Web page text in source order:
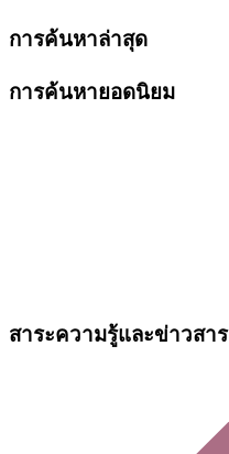
การค้นหาล่าสุด
การค้นหายอดนิยม
สาระความรู้และข่าวสาร